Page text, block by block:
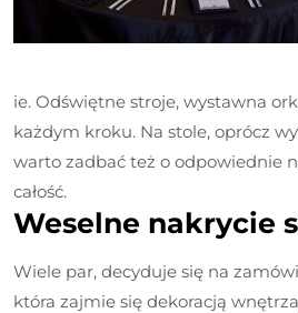
ie. Odświętne stroje, wystawna
każdym kroku. Na stole, oprócz
warto zadbać też o odpowiednie
całość.
Weselne nakrycie
Wiele par, decyduje się na
która zajmie się dekoracją